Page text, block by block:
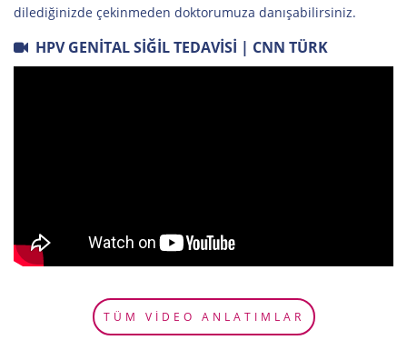
dilediğinizde çekinmeden doktorumuza danışabilirsiniz.
HPV GENITAL SIĞIL TEDAVISI | CNN TÜRK
TÜM VİDEO ANLATIMLAR